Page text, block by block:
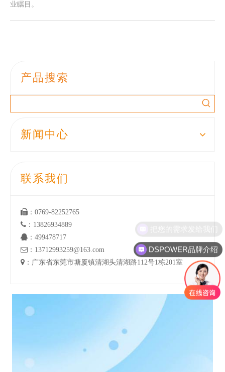
业瞩目。
产品搜索
新闻中心
联系我们
 ：0769-82252765
 ：13826934889
 ：499478717
 ：13712993259@163.com
 ：广东省东莞市塘厦镇清湖头清湖路112号1栋201室
DSPOWER品牌介绍